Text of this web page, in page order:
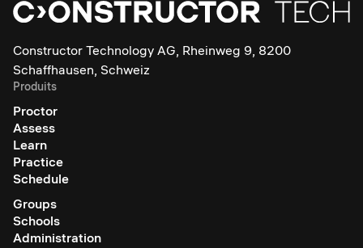
Constructor Technology AG, Rheinweg 9, 8200
Schaffhausen, Schweiz
Produits
Proctor
Assess
Learn
Practice
Schedule
Groups
Schools
Administration